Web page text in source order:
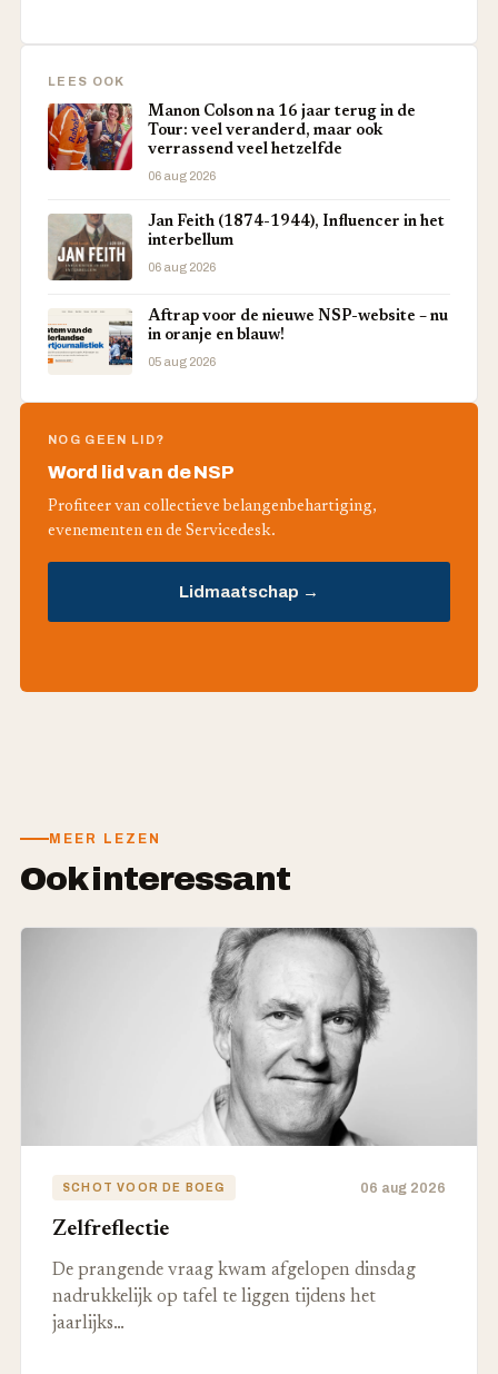
LEES OOK
Manon Colson na 16 jaar terug in de
Tour: veel veranderd, maar ook
verrassend veel hetzelfde
06 aug 2026
Jan Feith (1874-1944), Influencer in het
interbellum
06 aug 2026
Aftrap voor de nieuwe NSP-website – nu
in oranje en blauw!
05 aug 2026
NOG GEEN LID?
Word lid van de NSP
Profiteer van collectieve belangenbehartiging,
evenementen en de Servicedesk.
Lidmaatschap →
MEER LEZEN
Ook interessant
SCHOT VOOR DE BOEG 06 aug 2026
Zelfreflectie
De prangende vraag kwam afgelopen dinsdag
nadrukkelijk op tafel te liggen tijdens het
jaarlijks…